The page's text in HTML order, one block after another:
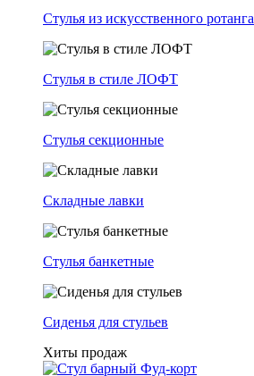
Стулья из искусственного ротанга
Стулья в стиле ЛОФТ
Стулья секционные
Складные лавки
Стулья банкетные
Сиденья для стульев
Хиты продаж